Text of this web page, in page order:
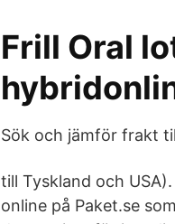
Frill Oral
Sök och jämför frakt
till Tyskland och
online på Paket.se